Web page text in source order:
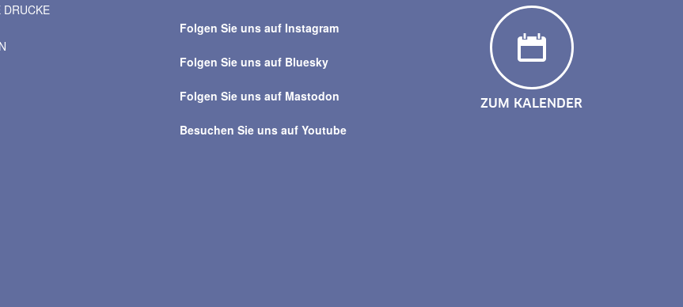
DRUCKE
alle
Folgen Sie uns auf Instagram
Folgen Sie uns auf Bluesky
Folgen Sie uns auf Mastodon
Besuchen Sie uns auf Youtube
ZUM KALENDER